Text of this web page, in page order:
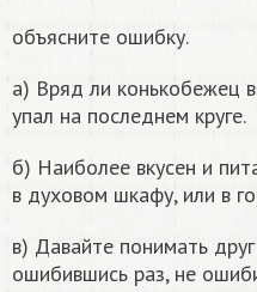
объясните ошибку.
а) Вряд ли конькобежец
упал на последнем круге.
б) Наиболее вкусен и
в духовом шкафу, или в
в) Давайте понимать
ошибившись раз, не